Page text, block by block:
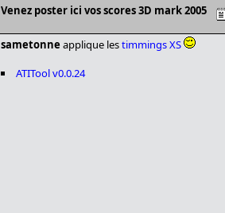
Venez poster ici vos scores 3D mark 2005
sametonne applique lestimmings XS
ATITool v0.0.24